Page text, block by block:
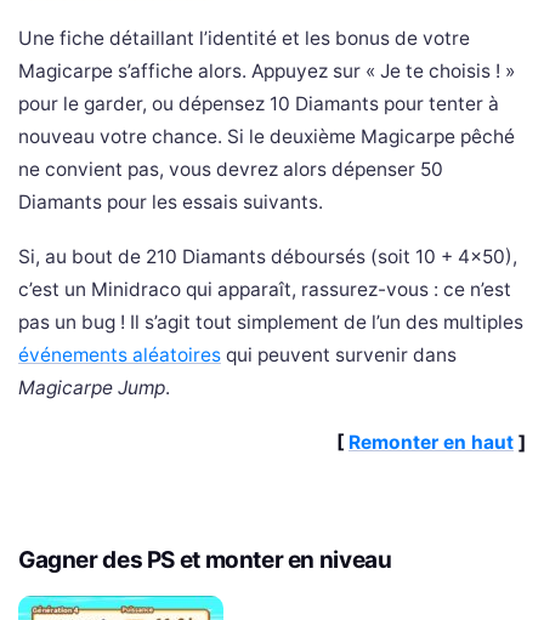
Une fiche détaillant l’identité et les bonus de votre
Magicarpe s’affiche alors. Appuyez sur « Je te choisis ! »
pour le garder, ou dépensez 10 Diamants pour tenter à
nouveau votre chance. Si le deuxième Magicarpe pêché
ne convient pas, vous devrez alors dépenser 50
Diamants pour les essais suivants.
Si, au bout de 210 Diamants déboursés (soit 10 + 4×50),
c’est un Minidraco qui apparaît, rassurez-vous : ce n’est
pas un bug ! Il s’agit tout simplement de l’un des multiples
événements aléatoires qui peuvent survenir dans
Magicarpe Jump.
[ Remonter en haut ]
Gagner des PS et monter en niveau